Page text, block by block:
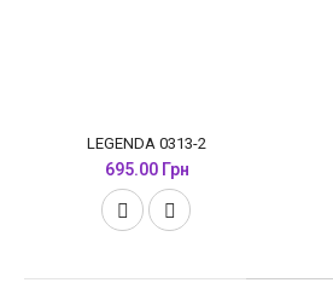
LEGENDA 0313-2
695.00 Грн